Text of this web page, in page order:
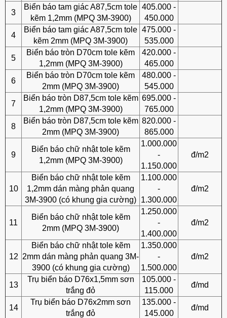
3
Biển báo tam giác A87,5cm tole
kẽm 1,2mm (MPQ 3M-3900)
405.000 -
450.000
4
Biển báo tam giác A87,5cm tole
kẽm 2mm (MPQ 3M-3900)
475.000 -
535.000
5
Biển báo tròn D70cm tole kẽm
1,2mm (MPQ 3M-3900)
420.000 -
465.000
6
Biển báo tròn D70cm tole kẽm
2mm (MPQ 3M-3900)
480.000 -
545.000
7
Biển báo tròn D87,5cm tole kẽm
1,2mm (MPQ 3M-3900)
695.000 -
765.000
8
Biển báo tròn D87,5cm tole kẽm
2mm (MPQ 3M-3900)
820.000 -
865.000
9
Biển báo chữ nhật tole kẽm
1,2mm (MPQ 3M-3900)
1.000.000
-
1.150.000
đ/m2
10
Biển báo chữ nhật tole kẽm
1,2mm dán màng phản quang
3M-3900 (có khung gia cường)
1.100.000
-
1.300.000
đ/m2
11
Biển báo chữ nhật tole kẽm
2mm (MPQ 3M-3900)
1.250.000
-
1.400.000
đ/m2
12
Biển báo chữ nhật tole kẽm
2mm dán màng phản quang 3M-
3900 (có khung gia cường)
1.350.000
-
1.500.000
đ/m2
13
Trụ biển báo D76x1,5mm sơn
trắng đỏ
105.000 -
115.000
đ/md
14
Trụ biển báo D76x2mm sơn
trắng đỏ
135.000 -
145.000
đ/md